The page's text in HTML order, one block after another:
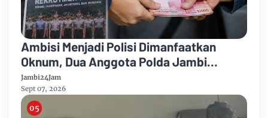
Ambisi Menjadi Polisi Dimanfaatkan
Oknum, Dua Anggota Polda Jambi
Diduga Tipu Calon Bintara dengan Janji
Kelulusan
Jambi24Jam
Sept 07, 2026